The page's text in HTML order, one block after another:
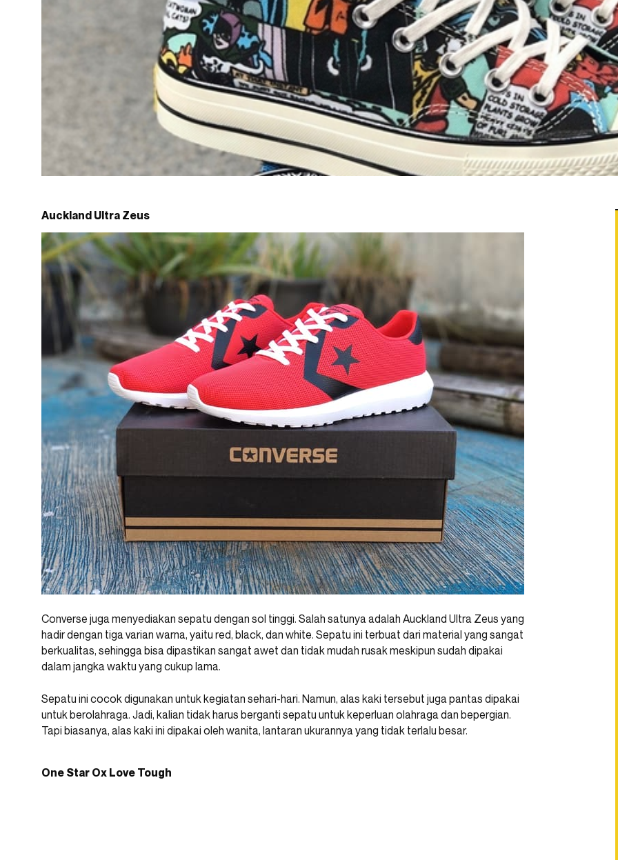
Auckland Ultra Zeus
Converse juga menyediakan sepatu dengan sol tinggi. Salah satunya adalah Auckland Ultra Zeus yang
hadir dengan tiga varian warna, yaitu red, black, dan white. Sepatu ini terbuat dari material yang sangat
berkualitas, sehingga bisa dipastikan sangat awet dan tidak mudah rusak meskipun sudah dipakai
dalam jangka waktu yang cukup lama.
Sepatu ini cocok digunakan untuk kegiatan sehari-hari. Namun, alas kaki tersebut juga pantas dipakai
untuk berolahraga. Jadi, kalian tidak harus berganti sepatu untuk keperluan olahraga dan bepergian.
Tapi biasanya, alas kaki ini dipakai oleh wanita, lantaran ukurannya yang tidak terlalu besar.
One Star Ox Love Tough